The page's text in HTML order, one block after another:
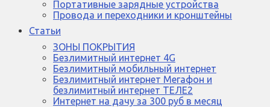
Портативные зарядные устройства
Провода и переходники и кронштейны
Статьи
ЗОНЫ ПОКРЫТИЯ
Безлимитный интернет 4G
Безлимитный мобильный интернет
Безлимитный интернет Мегафон и
безлимитный интернет ТЕЛЕ2
Интернет на дачу за 300 руб в месяц